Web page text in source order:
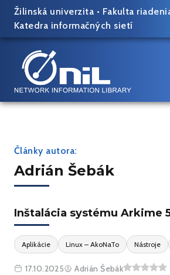
Skip
content
Žilinská univerzita • Fakulta
Katedra informačných sietí
Články autora:
Adrián Šebák
Inštalácia systému Arkime
Aplikácie Linux – AkoNaTo Nástroje
17.10.2025 Adrián Šebák